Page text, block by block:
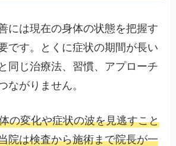
には現在の身体の状態を把握す
です。とくに症状の期間が長い
同じ治療法、習慣、アプローチ
ながりません。
の変化や症状の波を見逃すこと
院は検査から施術まで院長が一